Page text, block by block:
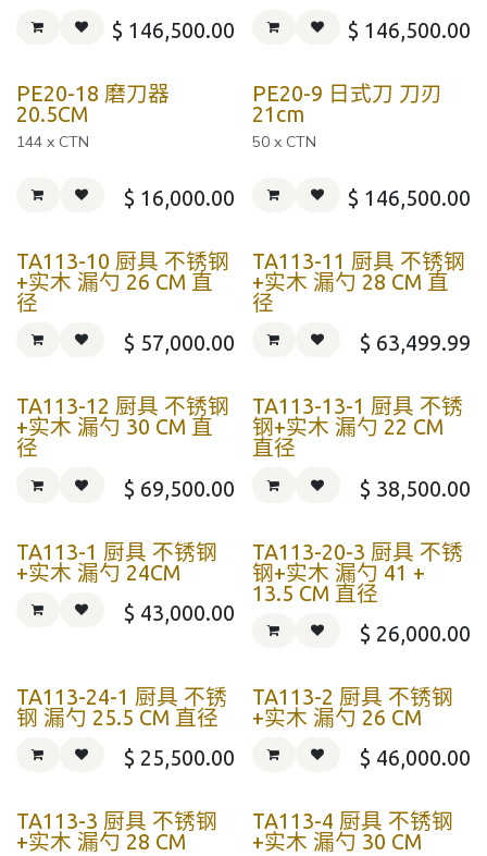
$ 146,500.00 $ 146,500.00
PE20-18 磨刀器
20.5CM
144 x CTN
$ 16,000.00
PE20-9 日式刀 刀刃
21cm
50 x CTN
$ 146,500.00
TA113-10 厨具 不锈钢
+实木 漏勺 26 CM 直
径
$ 57,000.00
TA113-11 厨具 不锈钢
+实木 漏勺 28 CM 直
径
$ 63,499.99
TA113-12 厨具 不锈钢
+实木 漏勺 30 CM 直
径
$ 69,500.00
TA113-13-1 厨具 不锈
钢+实木 漏勺 22 CM
直径
$ 38,500.00
TA113-1 厨具 不锈钢
+实木 漏勺 24CM
$ 43,000.00
TA113-20-3 厨具 不锈
钢+实木 漏勺 41 +
13.5 CM 直径
$ 26,000.00
TA113-24-1 厨具 不锈
钢 漏勺 25.5 CM 直径
$ 25,500.00
TA113-2 厨具 不锈钢
+实木 漏勺 26 CM
$ 46,000.00
TA113-3 厨具 不锈钢
+实木 漏勺 28 CM
TA113-4 厨具 不锈钢
+实木 漏勺 30 CM